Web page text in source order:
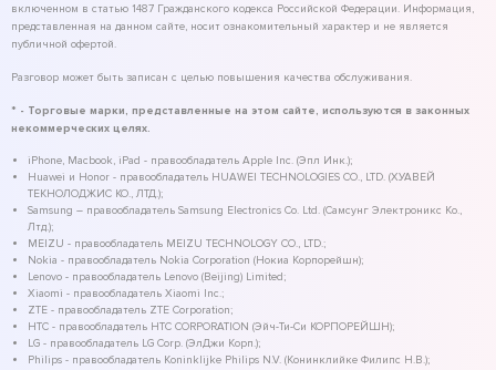
включенном в статью 1487 Гражданского кодекса Российской Федерации. Информация,
представленная на данном сайте, носит ознакомительный характер и не является
публичной офертой.
Разговор может быть записан с целью повышения качества обслуживания.
* - Торговые марки, представленные на этом сайте, используются в законных
некоммерческих целях.
iPhone, Macbook, iPad - правообладатель Apple Inc. (Эпл Инк.);
Huawei и Honor - правообладатель HUAWEI TECHNOLOGIES CO., LTD. (ХУАВЕЙ
ТЕКНОЛОДЖИС КО., ЛТД.);
Samsung – правообладатель Samsung Electronics Co. Ltd. (Самсунг Электроникс Ко.,
Лтд.);
MEIZU - правообладатель MEIZU TECHNOLOGY CO., LTD.;
Nokia - правообладатель Nokia Corporation (Нокиа Корпорейшн);
Lenovo - правообладатель Lenovo (Beijing) Limited;
Xiaomi - правообладатель Xiaomi Inc.;
ZTE - правообладатель ZTE Corporation;
HTC - правообладатель HTC CORPORATION (Эйч-Ти-Си КОРПОРЕЙШН);
LG - правообладатель LG Corp. (ЭлДжи Корп.);
Philips - правообладатель Koninklijke Philips N.V. (Конинклийке Филипс Н.В.);